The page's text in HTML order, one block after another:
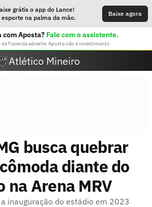
grátis o app do Lance!
esporte na palma da mão.
Baixe agora
com Aposta? Fale com o assistente.
Fazenda adverte: Aposta não é investimento
Atlético Mineiro
busca quebrar
diante do
na Arena MRV
inauguração do estádio em 2023